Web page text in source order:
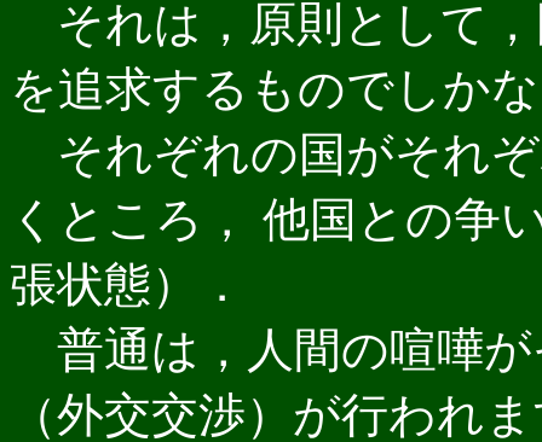
それは，原則として
を追求するものでしか
それぞれの国がそれ
くところ， 他国との争
張状態）．
普通は，人間の喧嘩
（外交交渉）が行われ